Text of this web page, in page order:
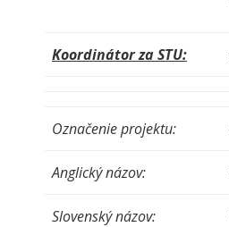
Koordinátor za STU:
Označenie projektu:
Anglický názov:
Slovenský názov: